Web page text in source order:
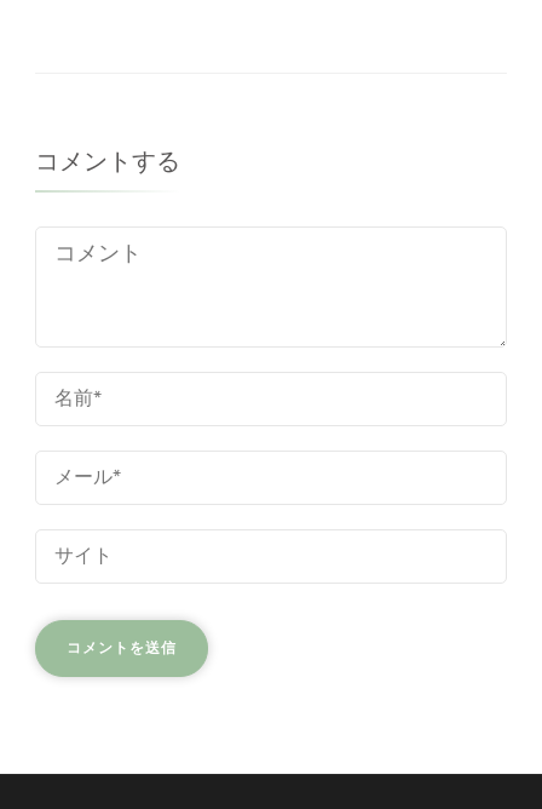
コメントする